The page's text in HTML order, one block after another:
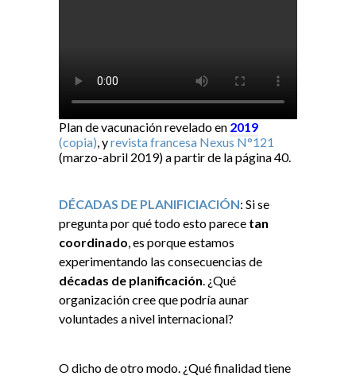
Plan de vacunación revelado en 2019
(copia) , yrevista francesa Nexus N°121
(marzo-abril 2019) a partir de la página 40.
DÉCADAS DE PLANIFICIACIÓN: Si se
pregunta por qué todo esto parece tan
coordinado , es porque estamos
experimentando las consecuencias de
décadas de planificación . ¿Qué
organización cree que podría aunar
voluntades a nivel internacional?
O dicho de otro modo. ¿Qué finalidad tiene